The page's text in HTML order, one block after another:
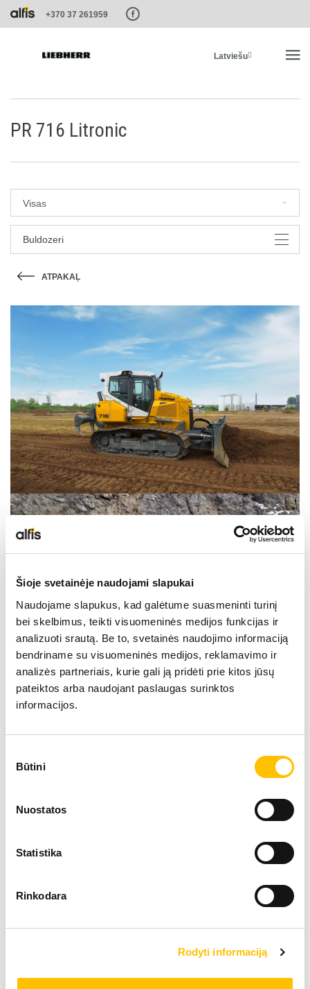
Šioje svetainėje naudojami slapukai
Naudojame slapukus, kad galėtume suasmeninti turinį
bei skelbimus, teikti visuomeninės medijos funkcijas ir
analizuoti srautą. Be to, svetainės naudojimo informaciją
bendriname su visuomeninės medijos, reklamavimo ir
analizės partneriais, kurie gali ją pridėti prie kitos jūsų
pateiktos arba naudojant paslaugas surinktos
informacijos.
pasirinkimas
Būtini
Nuostatos
Statistika
Rinkodara
Rodyti informaciją
Paste this code as high in the of the page as possible:
+370 37 261959
Latviešu
PAKALPOJUMI UN RISINĀJUMI
KARJERAS IESPĒJAS
APIE MUS
KONTAKTI
PR 716 Litronic
Visas
Buldozeri
ATPAKAĻ
Ekspluatācijas masa
93